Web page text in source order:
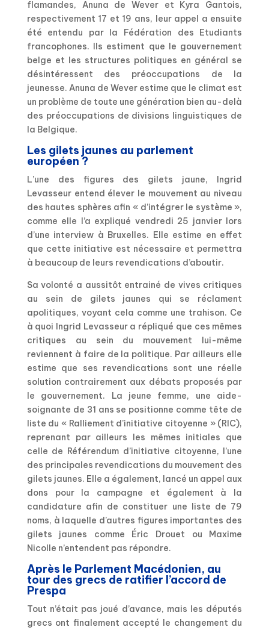
flamandes, Anuna de Wever et Kyra Gantois,
respectivement 17 et 19 ans, leur appel a ensuite
été entendu par la Fédération des Etudiants
francophones. Ils estiment que le gouvernement
belge et les structures politiques en général se
désintéressent des préoccupations de la
jeunesse. Anuna de Wever estime que le climat est
un problème de toute une génération bien au-delà
des préoccupations de divisions linguistiques de
la Belgique.
Les gilets jaunes au parlement
européen ?
L’une des figures des gilets jaune, Ingrid
Levasseur entend élever le mouvement au niveau
des hautes sphères afin « d’intégrer le système »,
comme elle l’a expliqué vendredi 25 janvier lors
d’une interview à Bruxelles. Elle estime en effet
que cette initiative est nécessaire et permettra
à beaucoup de leurs revendications d’aboutir.
Sa volonté a aussitôt entrainé de vives critiques
au sein de gilets jaunes qui se réclament
apolitiques, voyant cela comme une trahison. Ce
à quoi Ingrid Levasseur a répliqué que ces mêmes
critiques au sein du mouvement lui-même
reviennent à faire de la politique. Par ailleurs elle
estime que ses revendications sont une réelle
solution contrairement aux débats proposés par
le gouvernement. La jeune femme, une aide-
soignante de 31 ans se positionne comme tête de
liste du « Ralliement d’initiative citoyenne » (RIC),
reprenant par ailleurs les mêmes initiales que
celle de Référendum d’initiative citoyenne, l’une
des principales revendications du mouvement des
gilets jaunes. Elle a également, lancé un appel aux
dons pour la campagne et également à la
candidature afin de constituer une liste de 79
noms, à laquelle d’autres figures importantes des
gilets jaunes comme Éric Drouet ou Maxime
Nicolle n’entendent pas répondre.
Après le Parlement Macédonien, au
tour des grecs de ratifier l’accord de
Prespa
Tout n’était pas joué d’avance, mais les députés
grecs ont finalement accepté le changement du